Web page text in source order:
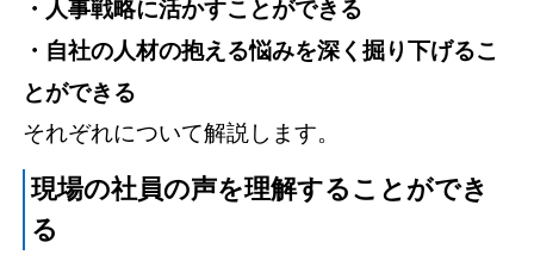
・人事戦略に活かすことができる
・自社の人材の抱える悩みを深く掘り下げるこ
とができる
それぞれについて解説します。
現場の社員の声を理解することができ
る